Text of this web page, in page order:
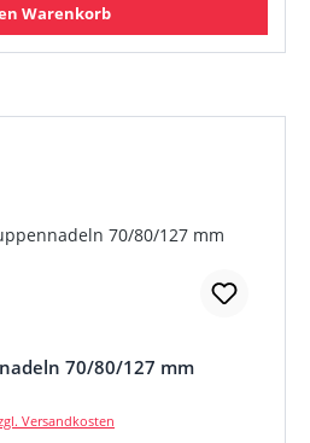
Warenkorb
70/80/127 mm
Versandkosten